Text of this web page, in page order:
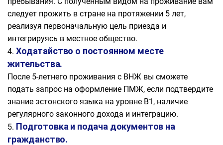
следует прожить в стране на протяжении 5 лет,
реализуя первоначальную цель приезда и
интегрируясь в местное общество.
Ходатайство о постоянном месте
жительства.
После 5-летнего проживания с ВНЖ вы сможете
подать запрос на оформление ПМЖ, если подтвердите
знание эстонского языка на уровне В1, наличие
регулярного законного дохода и интеграцию.
Подготовка и подача документов на
гражданство.